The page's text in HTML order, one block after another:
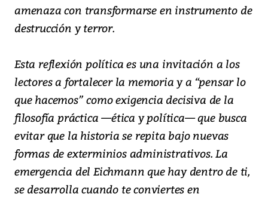
amenaza con transformarse en instrumento de
destrucción y terror.
Esta reflexión política es una invitación a los
lectores a fortalecer la memoria y a “pensar lo
que hacemos” como exigencia decisiva de la
filosofía práctica —ética y política— que busca
evitar que la historia se repita bajo nuevas
formas de exterminios administrativos. La
emergencia del Eichmann que hay dentro de ti,
se desarrolla cuando te conviertes en